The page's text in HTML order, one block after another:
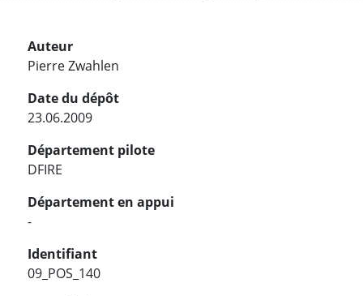
Auteur
Pierre Zwahlen
Date du dépôt
23.06.2009
Département pilote
DFIRE
Département en appui
-
Identifiant
09_POS_140